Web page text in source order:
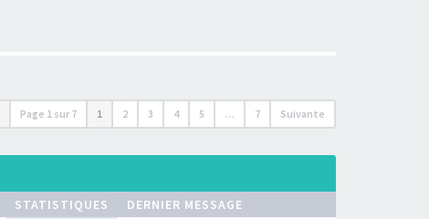
Page 1 sur 7 1 2 3 4 5 … 7 Suivante
STATISTIQUES DERNIER MESSAGE